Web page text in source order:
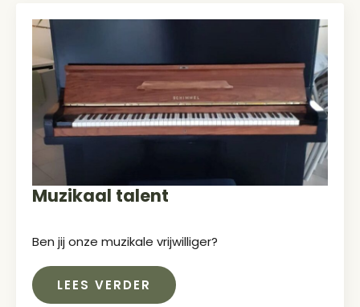
Muzikaal talent
Ben jij onze muzikale vrijwilliger?
LEES VERDER